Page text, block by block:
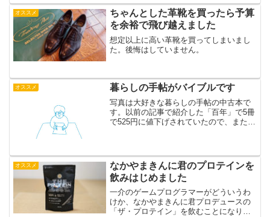
合機。これ、めちゃくち...
オススメ
ちゃんとした革靴を買ったら予算
を余裕で飛び越えました
想定以上に高い革靴を買ってしまいまし
た。後悔はしていません。
オススメ 暮らしの手帖がバイブルです
写真は大好きな暮らしの手帖の中古本で
す。以前の記事で紹介した「百年」で5冊
で525円に値下げされていたので、また買
魅力を長々と書いて...
オススメ
なかやまきんに君のプロテインを
飲みはじめました
一介のゲームプログラマーがどういうわ
けか、なかやまきんに君プロデュースの
「ザ・プロテイン」を飲むことになりま